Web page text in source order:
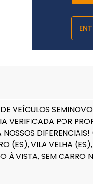
VEÍCULOS
VERIFICADA POR
NOSSOS
(ES), VILA VELHA (ES),
À VISTA, SEM CARRO